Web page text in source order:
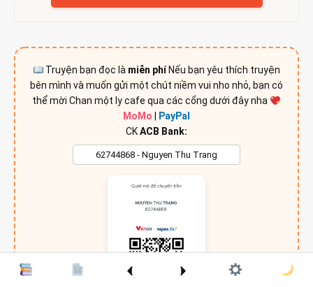
Truyện bạn đọc là miễn phíNếu bạn yêu thích truyện
bên mình và muốn gửi một chút niềm vui nho nhỏ, bạn có
thể mời Chan một ly cafe qua các cổng dưới đây nha
MoMo
PayPal
CKACB Bank: